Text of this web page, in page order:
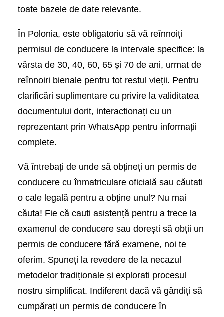
toate bazele de date relevante.
În Polonia, este obligatoriu să vă reînnoiți
permisul de conducere la intervale specifice: la
vârsta de 30, 40, 60, 65 și 70 de ani, urmat de
reînnoiri bienale pentru tot restul vieții. Pentru
clarificări suplimentare cu privire la validitatea
documentului dorit, interacționați cu un
reprezentant prin WhatsApp pentru informații
complete.
Vă întrebați de unde să obțineți un permis de
conducere cu înmatriculare oficială sau căutați
o cale legală pentru a obține unul? Nu mai
căuta! Fie că cauți asistență pentru a trece la
examenul de conducere sau dorești să obții un
permis de conducere fără examene, noi te
oferim. Spuneți la revedere de la necazul
metodelor tradiționale și explorați procesul
nostru simplificat. Indiferent dacă vă gândiți să
cumpărați un permis de conducere în